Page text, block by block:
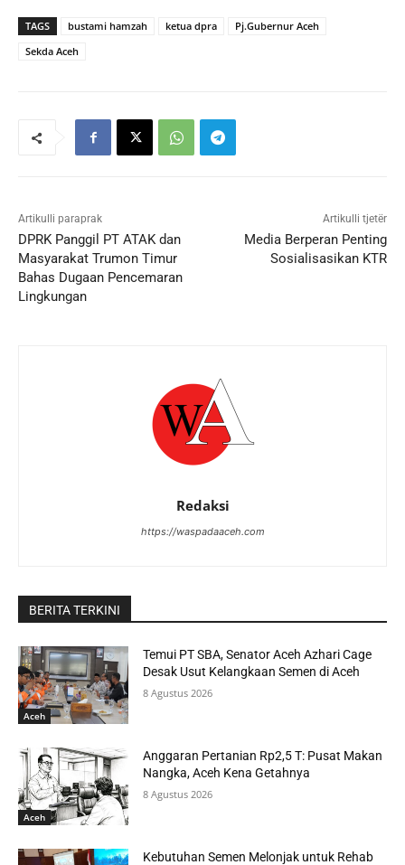
TAGS bustami hamzah ketua dpra
Pj.Gubernur Aceh
Sekda Aceh
Artikulli paraprak
DPRK Panggil PT ATAK dan
Masyarakat Trumon Timur
Bahas Dugaan Pencemaran
Lingkungan
Artikulli tjetër
Media Berperan Penting
Sosialisasikan KTR
Redaksi
https://waspadaaceh.com
BERITA TERKINI
Aceh
Temui PT SBA, Senator Aceh Azhari Cage
Desak Usut Kelangkaan Semen di Aceh
8 Agustus 2026
Aceh
Anggaran Pertanian Rp2,5 T: Pusat Makan
Nangka, Aceh Kena Getahnya
8 Agustus 2026
Kebutuhan Semen Melonjak untuk Rehab